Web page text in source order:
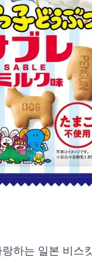
하는 일본 비스